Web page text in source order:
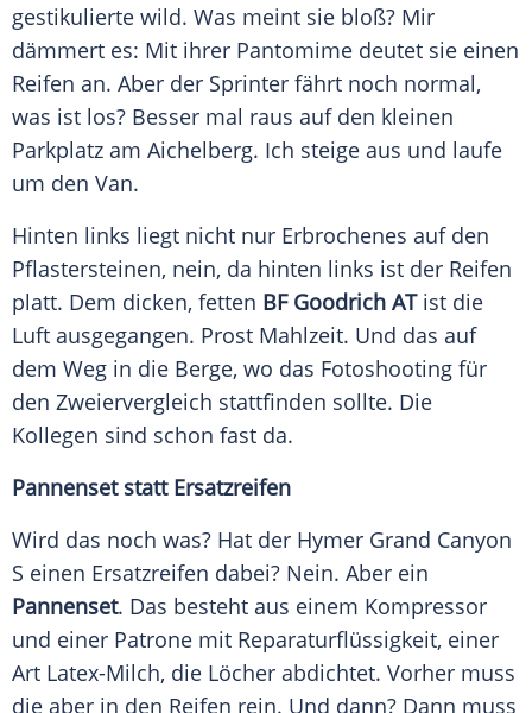
gestikulierte wild. Was meint sie bloß? Mir
dämmert es: Mit ihrer Pantomime deutet sie einen
Reifen an. Aber der Sprinter fährt noch normal,
was ist los? Besser mal raus auf den kleinen
Parkplatz am Aichelberg. Ich steige aus und laufe
um den Van.
Hinten links liegt nicht nur Erbrochenes auf den
Pflastersteinen, nein, da hinten links ist der Reifen
platt. Dem dicken, fetten BF Goodrich AT ist die
Luft ausgegangen. Prost Mahlzeit. Und das auf
dem Weg in die Berge, wo das Fotoshooting für
den Zweiervergleich stattfinden sollte. Die
Kollegen sind schon fast da.
Pannenset statt Ersatzreifen
Wird das noch was? Hat der Hymer Grand Canyon
S einen Ersatzreifen dabei? Nein. Aber ein
Pannenset. Das besteht aus einem Kompressor
und einer Patrone mit Reparaturflüssigkeit, einer
Art Latex-Milch, die Löcher abdichtet. Vorher muss
die aber in den Reifen rein. Und dann? Dann muss